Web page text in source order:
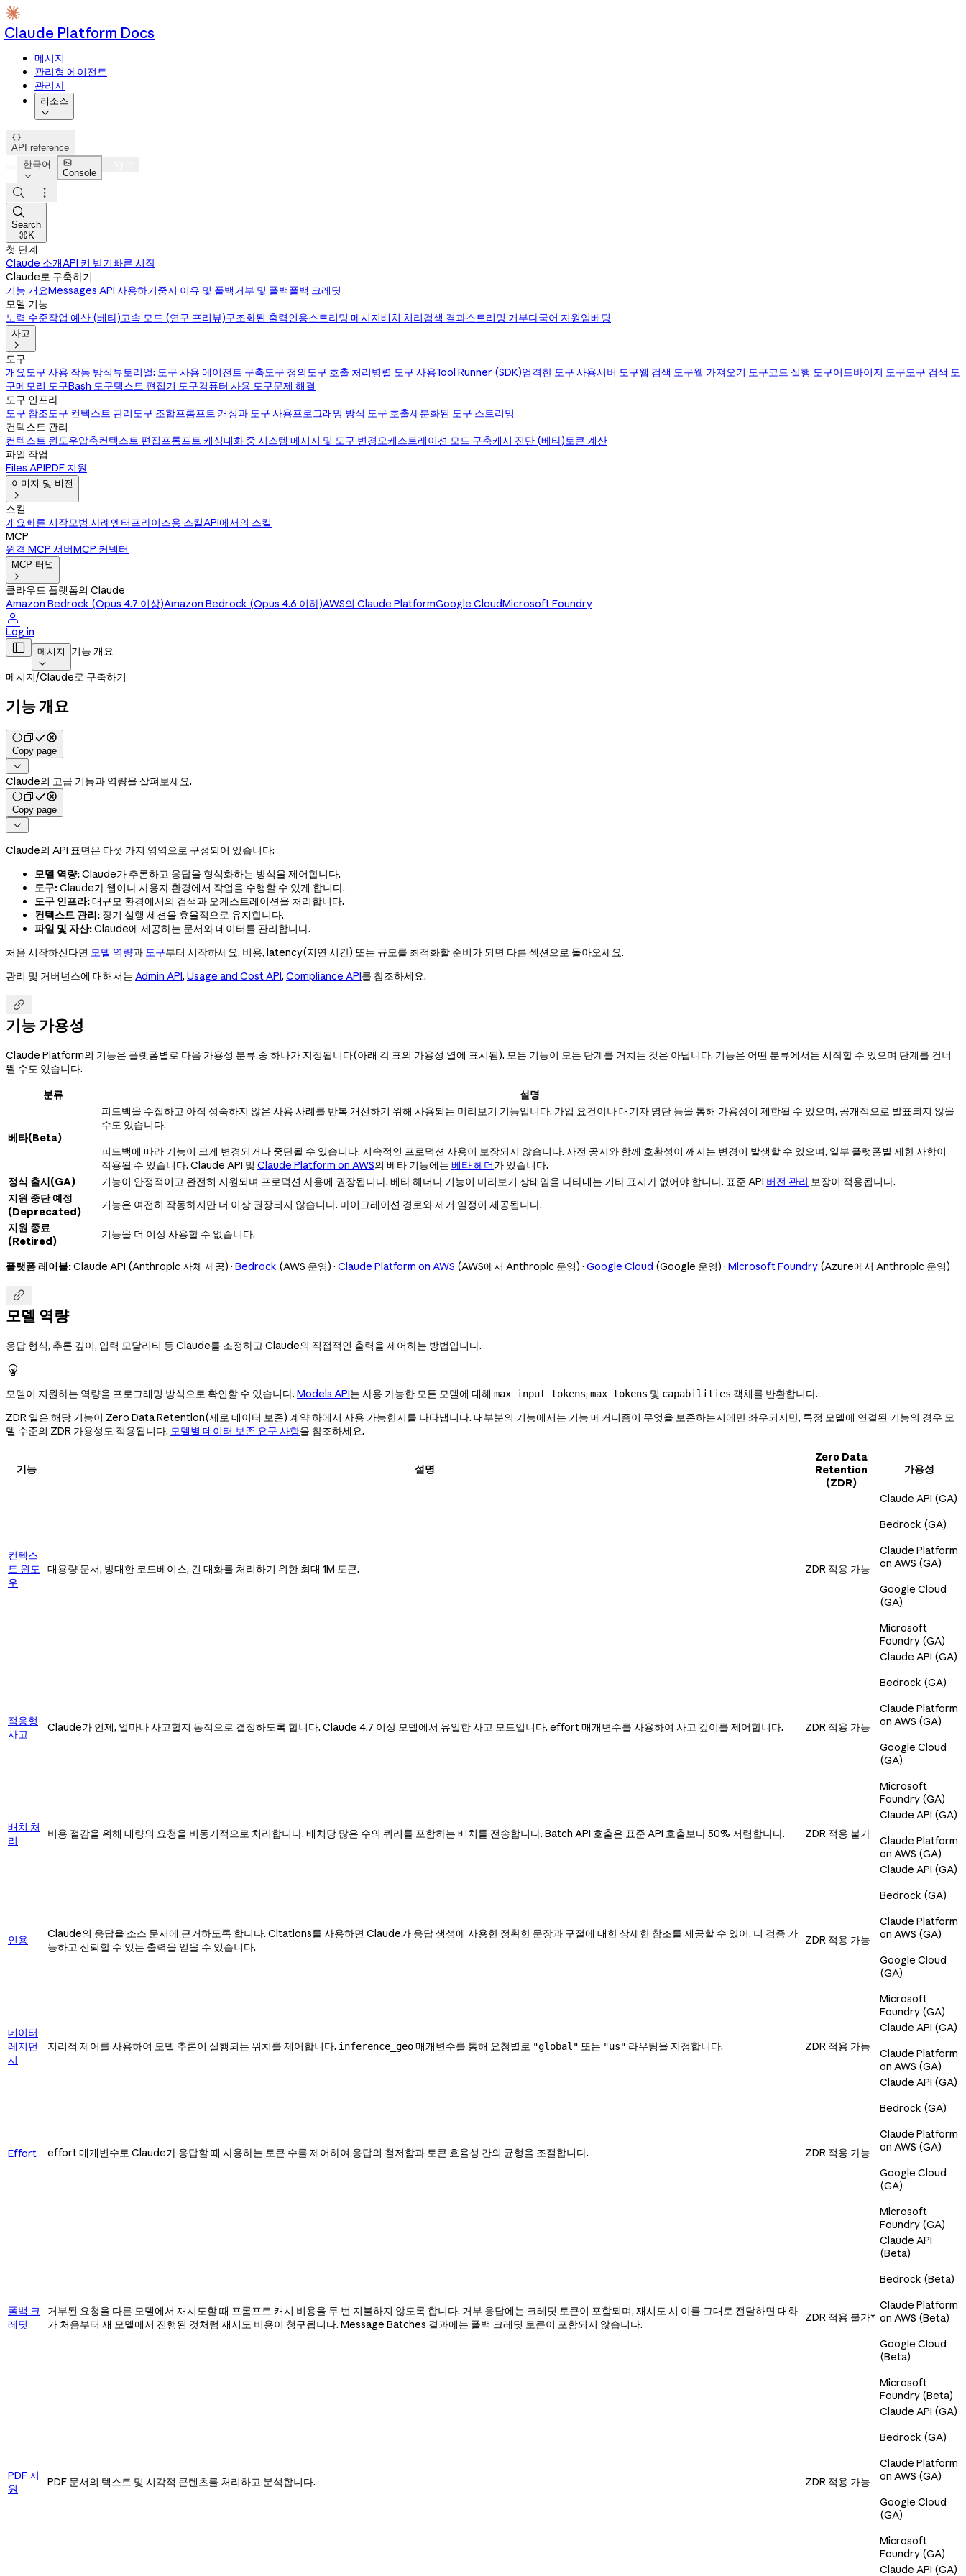
Claude Platform Docs
메시지
관리형 에이전트
관리자
리소스


API reference
한국어


Console



Search
⌘K
첫 단계
Claude 소개API 키 받기빠른 시작
Claude로 구축하기
기능 개요Messages API 사용하기중지 이유 및 폴백거부 및 폴백폴백 크레딧
모델 기능
노력 수준작업 예산 (베타)고속 모드 (연구 프리뷰)구조화된 출력인용스트리밍 메시지배치 처리검색 결과스트리밍 거부다국어 지원임베딩
사고

도구
개요도구 사용 작동 방식튜토리얼: 도구 사용 에이전트 구축도구 정의도구 호출 처리병렬 도구 사용Tool Runner (SDK)엄격한 도구 사용서버 도구웹 검색 도구웹 가져오기 도구코드 실행 도구어드바이저 도구도구 검색 도
구메모리 도구Bash 도구텍스트 편집기 도구컴퓨터 사용 도구문제 해결
도구 인프라
도구 참조도구 컨텍스트 관리도구 조합프롬프트 캐싱과 도구 사용프로그래밍 방식 도구 호출세분화된 도구 스트리밍
컨텍스트 관리
컨텍스트 윈도우압축컨텍스트 편집프롬프트 캐싱대화 중 시스템 메시지 및 도구 변경오케스트레이션 모드 구축캐시 진단 (베타)토큰 계산
파일 작업
Files APIPDF 지원
이미지 및 비전

스킬
개요빠른 시작모범 사례엔터프라이즈용 스킬API에서의 스킬
MCP
원격 MCP 서버MCP 커넥터
MCP 터널

클라우드 플랫폼의 Claude
Amazon Bedrock (Opus 4.7 이상)Amazon Bedrock (Opus 4.6 이하)AWS의 Claude PlatformGoogle CloudMicrosoft Foundry

Log in
 메시지

기능 개요
메시지/Claude로 구축하기
기능 개요
Copy page

Claude의 고급 기능과 역량을 살펴보세요.
Copy page

Claude의 API 표면은 다섯 가지 영역으로 구성되어 있습니다:
모델 역량:Claude가 추론하고 응답을 형식화하는 방식을 제어합니다.
도구:Claude가 웹이나 사용자 환경에서 작업을 수행할 수 있게 합니다.
도구 인프라:대규모 환경에서의 검색과 오케스트레이션을 처리합니다.
컨텍스트 관리: 장기 실행 세션을 효율적으로 유지합니다.
파일 및 자산:Claude에 제공하는 문서와 데이터를 관리합니다.
처음 시작하신다면 모델 역량과 도구부터 시작하세요. 비용, latency(지연 시간) 또는 규모를 최적화할 준비가 되면 다른 섹션으로 돌아오세요.
관리 및 거버넌스에 대해서는 Admin API, Usage and Cost API, Compliance API를 참조하세요.

기능 가용성
Claude Platform의 기능은 플랫폼별로 다음 가용성 분류 중 하나가 지정됩니다(아래 각 표의 가용성 열에 표시됨). 모든 기능이 모든 단계를 거치는 것은 아닙니다. 기능은 어떤 분류에서든 시작할 수 있으며 단계를 건너
뛸 수도 있습니다.
분류
설명
베타(Beta)
피드백을 수집하고 아직 성숙하지 않은 사용 사례를 반복 개선하기 위해 사용되는 미리보기 기능입니다. 가입 요건이나 대기자 명단 등을 통해 가용성이 제한될 수 있으며, 공개적으로 발표되지 않을
수도 있습니다.
피드백에 따라 기능이 크게 변경되거나 중단될 수 있습니다. 지속적인 프로덕션 사용이 보장되지 않습니다. 사전 공지와 함께 호환성이 깨지는 변경이 발생할 수 있으며, 일부 플랫폼별 제한 사항이
적용될 수 있습니다. Claude API 및 Claude Platform on AWS의 베타 기능에는 베타 헤더가 있습니다.
정식 출시(GA)
기능이 안정적이고 완전히 지원되며 프로덕션 사용에 권장됩니다. 베타 헤더나 기능이 미리보기 상태임을 나타내는 기타 표시가 없어야 합니다. 표준 API 버전 관리 보장이 적용됩니다.
지원 중단 예정
(Deprecated)
기능은 여전히 작동하지만 더 이상 권장되지 않습니다. 마이그레이션 경로와 제거 일정이 제공됩니다.
지원 종료
(Retired)
기능을 더 이상 사용할 수 없습니다.
플랫폼 레이블:Claude API (Anthropic 자체 제공) · Bedrock (AWS 운영) · Claude Platform on AWS (AWS에서 Anthropic 운영) · Google Cloud (Google 운영) · Microsoft Foundry (Azure에서 Anthropic 운영)

모델 역량
응답 형식, 추론 깊이, 입력 모달리티 등 Claude를 조정하고 Claude의 직접적인 출력을 제어하는 방법입니다.

모델이 지원하는 역량을 프로그래밍 방식으로 확인할 수 있습니다. Models API는 사용 가능한 모든 모델에 대해 max_input_tokens, max_tokens 및 capabilities 객체를 반환합니다.
ZDR 열은 해당 기능이 Zero Data Retention(제로 데이터 보존) 계약 하에서 사용 가능한지를 나타냅니다. 대부분의 기능에서는 기능 메커니즘이 무엇을 보존하는지에만 좌우되지만, 특정 모델에 연결된 기능의 경우 모
델 수준의 ZDR 가용성도 적용됩니다. 모델별 데이터 보존 요구 사항을 참조하세요.
기능 설명
Zero Data
Retention
(ZDR)
가용성
컨텍스
트 윈도
우
대용량 문서, 방대한 코드베이스, 긴 대화를 처리하기 위한 최대 1M 토큰. ZDR 적용 가능
Claude API (GA)
Bedrock (GA)
Claude Platform
on AWS (GA)
Google Cloud
(GA)
Microsoft
Foundry (GA)
적응형
사고
Claude가 언제, 얼마나 사고할지 동적으로 결정하도록 합니다. Claude 4.7 이상 모델에서 유일한 사고 모드입니다. effort 매개변수를 사용하여 사고 깊이를 제어합니다. ZDR 적용 가능
Claude API (GA)
Bedrock (GA)
Claude Platform
on AWS (GA)
Google Cloud
(GA)
Microsoft
Foundry (GA)
배치 처
리
비용 절감을 위해 대량의 요청을 비동기적으로 처리합니다. 배치당 많은 수의 쿼리를 포함하는 배치를 전송합니다. Batch API 호출은 표준 API 호출보다 50% 저렴합니다. ZDR 적용 불가
Claude API (GA)
Claude Platform
on AWS (GA)
인용
Claude의 응답을 소스 문서에 근거하도록 합니다. Citations를 사용하면 Claude가 응답 생성에 사용한 정확한 문장과 구절에 대한 상세한 참조를 제공할 수 있어, 더 검증 가
능하고 신뢰할 수 있는 출력을 얻을 수 있습니다.
ZDR 적용 가능
Claude API (GA)
Bedrock (GA)
Claude Platform
on AWS (GA)
Google Cloud
(GA)
Microsoft
Foundry (GA)
데이터
레지던
시
지리적 제어를 사용하여 모델 추론이 실행되는 위치를 제어합니다. inference_geo매개변수를 통해 요청별로 "global" 또는 "us" 라우팅을 지정합니다. ZDR 적용 가능
Claude API (GA)
Claude Platform
on AWS (GA)
Effort effort 매개변수로 Claude가 응답할 때 사용하는 토큰 수를 제어하여 응답의 철저함과 토큰 효율성 간의 균형을 조절합니다. ZDR 적용 가능
Claude API (GA)
Bedrock (GA)
Claude Platform
on AWS (GA)
Google Cloud
(GA)
Microsoft
Foundry (GA)
폴백 크
레딧
거부된 요청을 다른 모델에서 재시도할 때 프롬프트 캐시 비용을 두 번 지불하지 않도록 합니다. 거부 응답에는 크레딧 토큰이 포함되며, 재시도 시 이를 그대로 전달하면 대화
가 처음부터 새 모델에서 진행된 것처럼 재시도 비용이 청구됩니다. Message Batches 결과에는 폴백 크레딧 토큰이 포함되지 않습니다.
ZDR 적용 불가*
Claude API
(Beta)
Bedrock (Beta)
Claude Platform
on AWS (Beta)
Google Cloud
(Beta)
Microsoft
Foundry (Beta)
PDF 지
원
PDF 문서의 텍스트 및 시각적 콘텐츠를 처리하고 분석합니다. ZDR 적용 가능
Claude API (GA)
Bedrock (GA)
Claude Platform
on AWS (GA)
Google Cloud
(GA)
Microsoft
Foundry (GA)
Claude API (GA)